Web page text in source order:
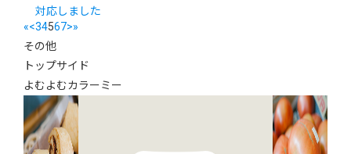
対応しました
«<34567>»
その他
トップサイド
よむよむカラーミー